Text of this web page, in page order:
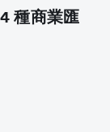
種商業匯